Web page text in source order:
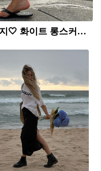
여름 뽕뽕템은 화이트 스커트지🤍 화이트 롱스커트로 일주일 돌려 입기✨📸 캡처 준비하세요